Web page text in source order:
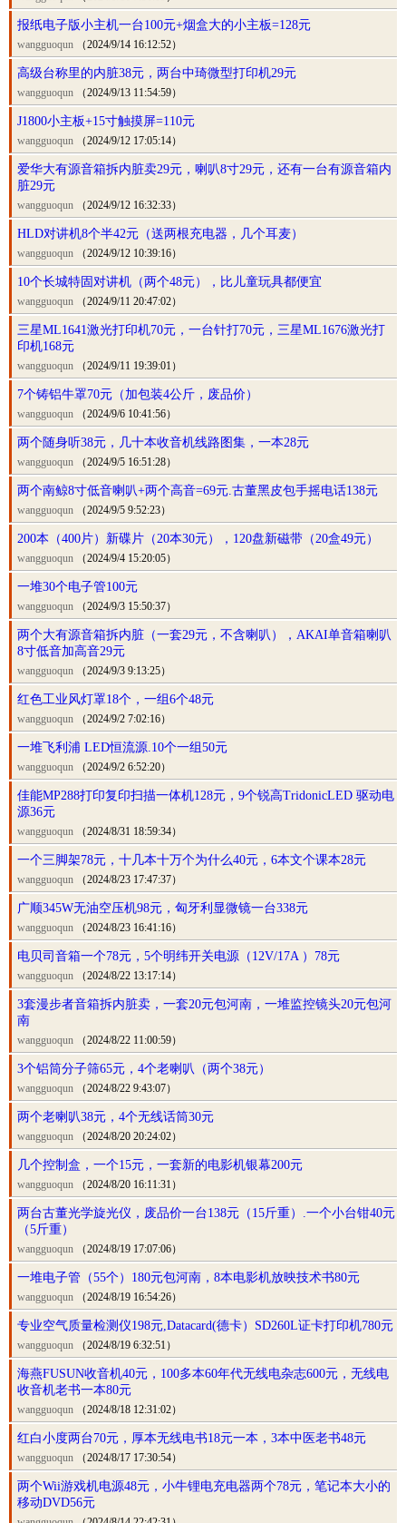
报纸电子版小主机一台100元+烟盒大的小主板=128元
wangguoqun （2024/9/14 16:12:52）
高级台称里的内脏38元，两台中琦微型打印机29元
wangguoqun （2024/9/13 11:54:59）
J1800小主板+15寸触摸屏=110元
wangguoqun （2024/9/12 17:05:14）
爱华大有源音箱拆内脏卖29元，喇叭8寸29元，还有一台有源音箱内
脏29元
wangguoqun （2024/9/12 16:32:33）
HLD对讲机8个半42元（送两根充电器，几个耳麦）
wangguoqun （2024/9/12 10:39:16）
10个长城特固对讲机（两个48元），比儿童玩具都便宜
wangguoqun （2024/9/11 20:47:02）
三星ML1641激光打印机70元，一台针打70元，三星ML1676激光打
印机168元
wangguoqun （2024/9/11 19:39:01）
7个铸铝牛罩70元（加包装4公斤，废品价）
wangguoqun （2024/9/6 10:41:56）
两个随身听38元，几十本收音机线路图集，一本28元
wangguoqun （2024/9/5 16:51:28）
两个南鲸8寸低音喇叭+两个高音=69元.古董黑皮包手摇电话138元
wangguoqun （2024/9/5 9:52:23）
200本（400片）新碟片（20本30元），120盘新磁带（20盒49元）
wangguoqun （2024/9/4 15:20:05）
一堆30个电子管100元
wangguoqun （2024/9/3 15:50:37）
两个大有源音箱拆内脏（一套29元，不含喇叭），AKAI单音箱喇叭
8寸低音加高音29元
wangguoqun （2024/9/3 9:13:25）
红色工业风灯罩18个，一组6个48元
wangguoqun （2024/9/2 7:02:16）
一堆飞利浦 LED恒流源.10个一组50元
wangguoqun （2024/9/2 6:52:20）
佳能MP288打印复印扫描一体机128元，9个锐高TridonicLED 驱动电
源36元
wangguoqun （2024/8/31 18:59:34）
一个三脚架78元，十几本十万个为什么40元，6本文个课本28元
wangguoqun （2024/8/23 17:47:37）
广顺345W无油空压机98元，匈牙利显微镜一台338元
wangguoqun （2024/8/23 16:41:16）
电贝司音箱一个78元，5个明纬开关电源（12V/17A ）78元
wangguoqun （2024/8/22 13:17:14）
3套漫步者音箱拆内脏卖，一套20元包河南，一堆监控镜头20元包河
南
wangguoqun （2024/8/22 11:00:59）
3个铝筒分子筛65元，4个老喇叭（两个38元）
wangguoqun （2024/8/22 9:43:07）
两个老喇叭38元，4个无线话筒30元
wangguoqun （2024/8/20 20:24:02）
几个控制盒，一个15元，一套新的电影机银幕200元
wangguoqun （2024/8/20 16:11:31）
两台古董光学旋光仪，废品价一台138元（15斤重）.一个小台钳40元
（5斤重）
wangguoqun （2024/8/19 17:07:06）
一堆电子管（55个）180元包河南，8本电影机放映技术书80元
wangguoqun （2024/8/19 16:54:26）
专业空气质量检测仪198元,Datacard(德卡）SD260L证卡打印机780元
wangguoqun （2024/8/19 6:32:51）
海燕FUSUN收音机40元，100多本60年代无线电杂志600元，无线电
收音机老书一本80元
wangguoqun （2024/8/18 12:31:02）
红白小度两台70元，厚本无线电书18元一本，3本中医老书48元
wangguoqun （2024/8/17 17:30:54）
两个Wii游戏机电源48元，小牛锂电充电器两个78元，笔记本大小的
移动DVD56元